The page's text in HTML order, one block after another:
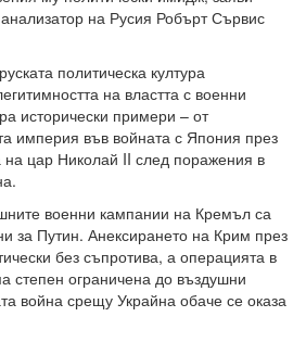
на Русия Робърт Сървис
политическа култура
на властта с военни
исторически примери – от
империя във войната с Япония през
на цар Николай II след поражения в
военни кампании на Кремъл са
за Путин. Анексирането на Крим през
без съпротива, а операцията в
степен ограничена до въздушни
война срещу Украйна обаче се оказа